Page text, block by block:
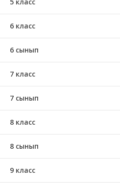
6 класс
6 сынып
7 класс
7 сынып
8 класс
8 сынып
9 класс